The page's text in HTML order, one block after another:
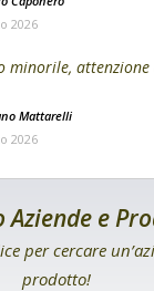
2026
minorile,
Mattarelli
2026
Aziende e
per cercare
prodotto!